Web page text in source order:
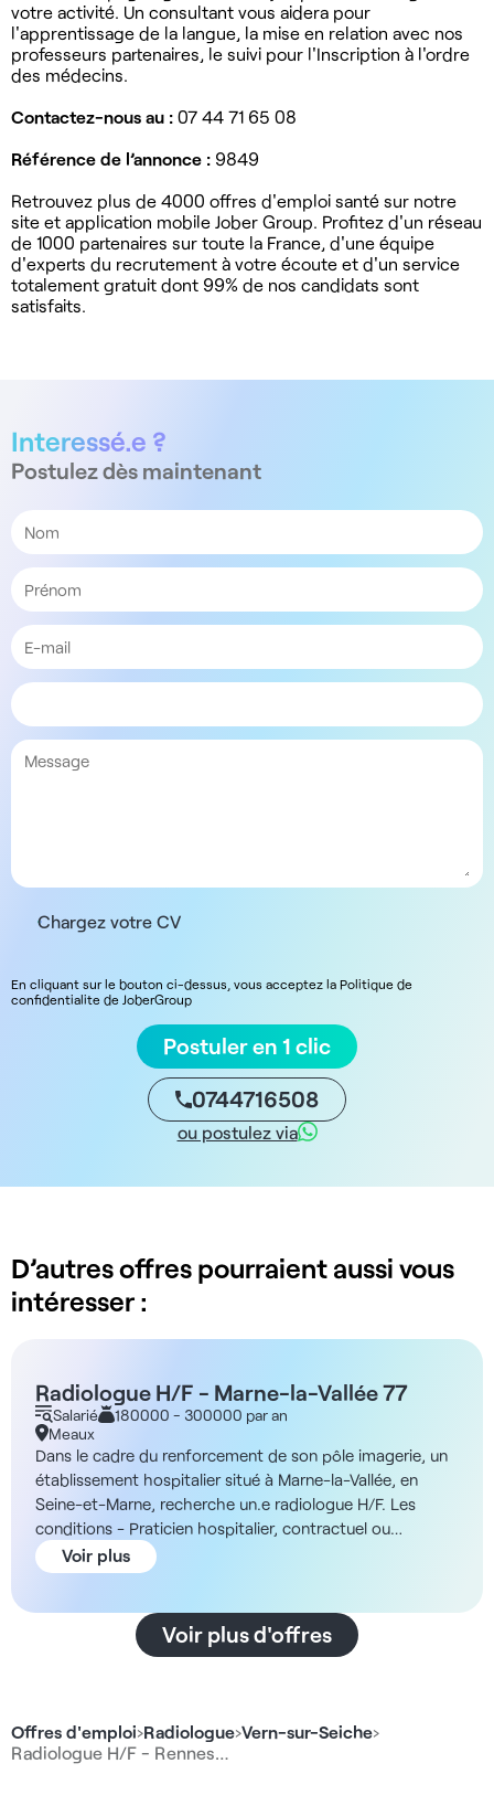
Offres d'emploi›Radiologue›Vern-sur-Seiche›
Radiologue H/F - Rennes…
votre activité. Un consultant vous aidera pour
l'apprentissage de la langue, la mise en relation avec nos
professeurs partenaires, le suivi pour l'Inscription à l'ordre
des médecins.
Contactez-nous au : 07 44 71 65 08
Référence de l’annonce : 9849
Retrouvez plus de 4000 offres d'emploi santé sur notre
site et application mobile Jober Group. Profitez d'un réseau
de 1000 partenaires sur toute la France, d'une équipe
d'experts du recrutement à votre écoute et d'un service
totalement gratuit dont 99% de nos candidats sont
satisfaits.
Interessé.e ?
Postulez dès maintenant
Chargez votre CV
En cliquant sur le bouton ci-dessus, vous acceptez la Politique de
confidentialite de JoberGroup
Postuler en 1 clic
0744716508
ou postulez via
D’autres offres pourraient aussi vous
intéresser :
Radiologue H/F - Marne-la-Vallée 77
Salarié
180000 - 300000 par an
Meaux
Dans le cadre du renforcement de son pôle imagerie, un
établissement hospitalier situé à Marne-la-Vallée, en
Seine-et-Marne, recherche un.e radiologue H/F. Les
conditions - Praticien hospitalier, contractuel ou
spécialiste des hôpitaux La structure Vous rejoindrez un
grand groupement hospitalier territorial implanté sur
Son pôle imagerie dispose d’équipes médicales et
techniques dédiées et assure une prise en charge de
Réalisation et interprétation de radiographies,
échographies, scanners et IRM - Réalisation d'examens
vasculaires et d'actes interventionnels variés - Garantie
Voir plus
Voir plus d'offres